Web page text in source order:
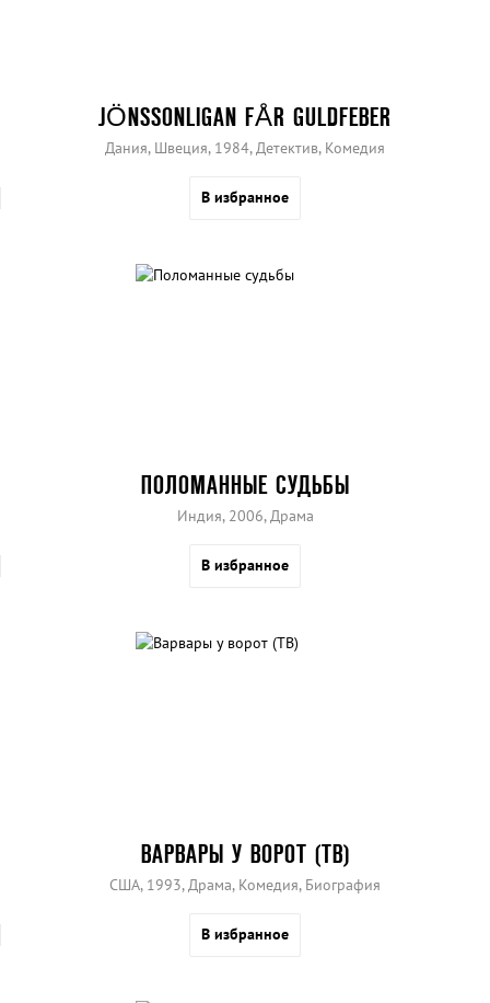
JÖNSSONLIGAN FÅR GULDFEBER
Дания, Швеция, 1984, Детектив, Комедия
В избранное
ПОЛОМАННЫЕ СУДЬБЫ
Индия, 2006, Драма
В избранное
ВАРВАРЫ У ВОРОТ (ТВ)
США, 1993, Драма, Комедия, Биография
В избранное